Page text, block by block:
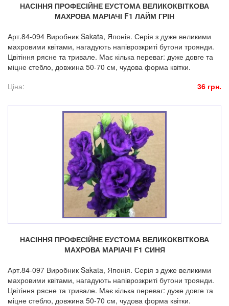
НАСІННЯ ПРОФЕСІЙНЕ ЕУСТОМА ВЕЛИКОКВІТКОВА
МАХРОВА МАРІАЧІ F1 ЛАЙМ ГРІН
Арт.84-094 Виробник Sakata, Японія. Серія з дуже великими
махровими квітами, нагадують напіврозкриті бутони троянди.
Цвітіння рясне та тривале. Має кілька переваг: дуже довге та
міцне стебло, довжина 50-70 см, чудова форма квітки.
Ціна:
36 грн.
НАСІННЯ ПРОФЕСІЙНЕ ЕУСТОМА ВЕЛИКОКВІТКОВА
МАХРОВА МАРІАЧІ F1 СИНЯ
Арт.84-097 Виробник Sakata, Японія. Серія з дуже великими
махровими квітами, нагадують напіврозкриті бутони троянди.
Цвітіння рясне та тривале. Має кілька переваг: дуже довге та
міцне стебло, довжина 50-70 см, чудова форма квітки.